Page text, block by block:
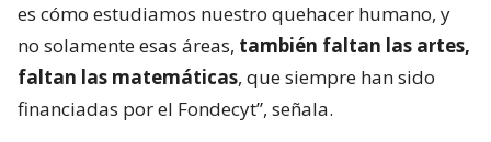
es cómo estudiamos nuestro quehacer humano, y
no solamente esas áreas, también faltan las artes,
faltan las matemáticas, que siempre han sido
financiadas por el Fondecyt”, señala.